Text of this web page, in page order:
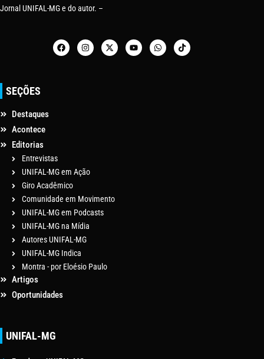
Jornal UNIFAL-MG e do autor. –
SEÇÕES
Destaques
Acontece
Editorias
Entrevistas
UNIFAL-MG em Ação
Giro Acadêmico
Comunidade em Movimento
UNIFAL-MG em Podcasts
UNIFAL-MG na Mídia
Autores UNIFAL-MG
UNIFAL-MG Indica
Montra - por Eloésio Paulo
Artigos
Oportunidades
UNIFAL-MG